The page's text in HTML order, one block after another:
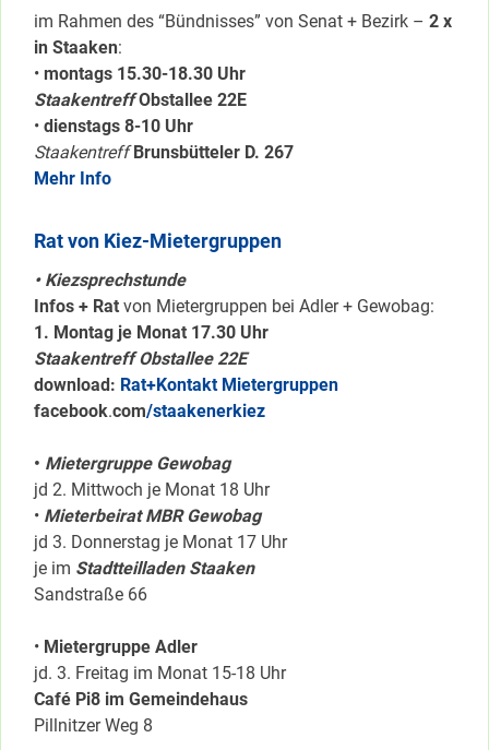
im Rahmen des “Bündnisses” von Senat + Bezirk – 2 x
in Staaken:
• montags 15.30-18.30 Uhr
Staakentreff Obstallee 22E
• dienstags 8-10 Uhr
Staakentreff Brunsbütteler D. 267
Mehr Info
Rat von Kiez-Mietergruppen
• Kiezsprechstunde
Infos + Rat von Mietergruppen bei Adler + Gewobag:
1. Montag je Monat 17.30 Uhr
Staakentreff Obstallee 22E
download: Rat+Kontakt Mietergruppen
facebook.com/staakenerkiez
• Mietergruppe Gewobag
jd 2. Mittwoch je Monat 18 Uhr
• Mieterbeirat MBR Gewobag
jd 3. Donnerstag je Monat 17 Uhr
je im Stadtteilladen Staaken
Sandstraße 66
• Mietergruppe Adler
jd. 3. Freitag im Monat 15-18 Uhr
Café Pi8 im Gemeindehaus
Pillnitzer Weg 8